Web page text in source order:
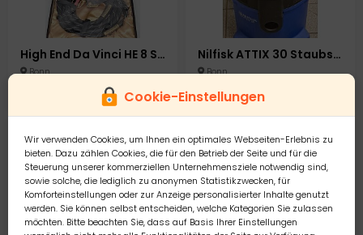
Cookie-Einstellungen
Wir verwenden Cookies, um Ihnen ein optimales Webseiten-Erlebnis zu
bieten. Dazu zählen Cookies, die für den Betrieb der Seite und für die
Steuerung unserer kommerziellen Unternehmensziele notwendig sind,
sowie solche, die lediglich zu anonymen Statistikzwecken, für
Komforteinstellungen oder zur Anzeige personalisierter Inhalte genutzt
werden. Sie können selbst entscheiden, welche Kategorien Sie zulassen
möchten. Bitte beachten Sie, dass auf Basis Ihrer Einstellungen
High End Da Vinci HE 8 SP Lautsprecherkabel Lautsprecher Speaker Kabel Verstärker
Bonn
Nilfisk ATTIX 30 Staubsauger Industrie Gewerbesauger
Bonn
179,00 €